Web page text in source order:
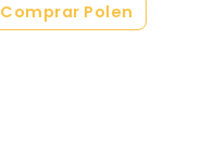
Comprar Polen